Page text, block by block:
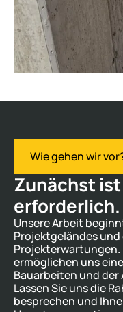
Wie gehen wir
Zunächst
erforderlich.
Unsere Arbeit
Projektgeländes und
ermöglichen uns
Bauarbeiten und
Lassen Sie uns die
besprechen und